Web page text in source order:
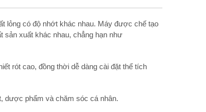
lỏng có độ nhớt khác nhau. Máy được chế tạo
sản xuất khác nhau, chẳng hạn như
rót cao, đồng thời dễ dàng cài đặt thể tích
dược phẩm và chăm sóc cá nhân.